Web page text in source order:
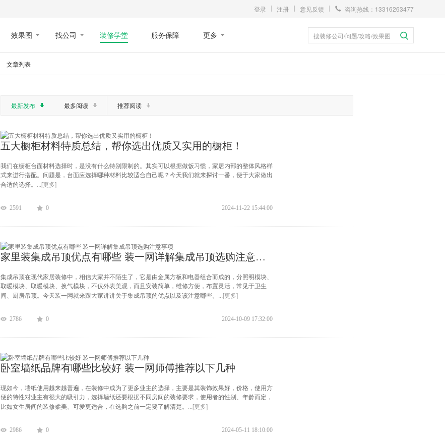
咨询热线：13316263477
意见反馈
注册
登录
效果图 找公司 装修学堂 服务保障 更多 搜装修公司/问题/攻略/效果图
文章列表
最新发布 最多阅读 推荐阅读
五大橱柜材料特质总结，帮你选出优质又实用的橱柜！
我们在橱柜台面材料选择时，是没有什么特别限制的。其实可以根据做饭习惯，家居内部的整体风格样
式来进行搭配。问题是，台面应选择哪种材料比较适合自己呢？今天我们就来探讨一番，便于大家做出
合适的选择。
...[更多]
2591 0 2024-11-22 15:44:00
家里装集成吊顶优点有哪些 装一网详解集成吊顶选购注意事项
集成吊顶在现代家居装修中，相信大家并不陌生了，它是由金属方板和电器组合而成的，分照明模块、
取暖模块、取暖模块、换气模块，不仅外表美观，而且安装简单，维修方便，布置灵活，常见于卫生
间、厨房吊顶。今天装一网就来跟大家讲讲关于集成吊顶的优点以及该注意哪些。
...[更多]
2786 0 2024-10-09 17:32:00
卧室墙纸品牌有哪些比较好 装一网师傅推荐以下几种
现如今，墙纸使用越来越普遍，在装修中成为了更多业主的选择，主要是其装饰效果好，价格，使用方
便的特性对业主有很大的吸引力，选择墙纸还要根据不同房间的装修要求，使用者的性别、年龄而定，
比如女生房间的装修柔美、可爱更适合，在选购之前一定要了解清楚。
...[更多]
2986 0 2024-05-11 18:10:00